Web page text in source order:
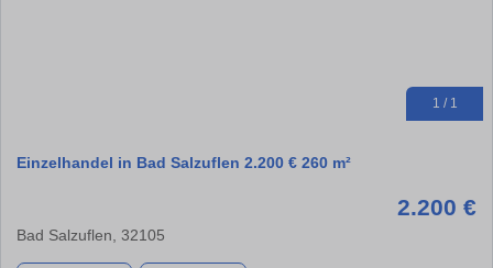
1 / 1
Einzelhandel in Bad Salzuflen 2.200 € 260 m²
2.200 €
Bad Salzuflen, 32105